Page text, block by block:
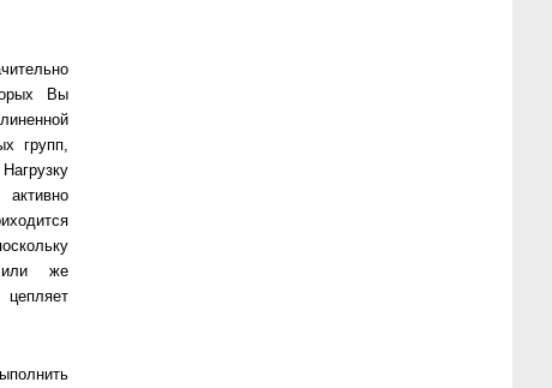
Вы
групп,
или же
цепляет